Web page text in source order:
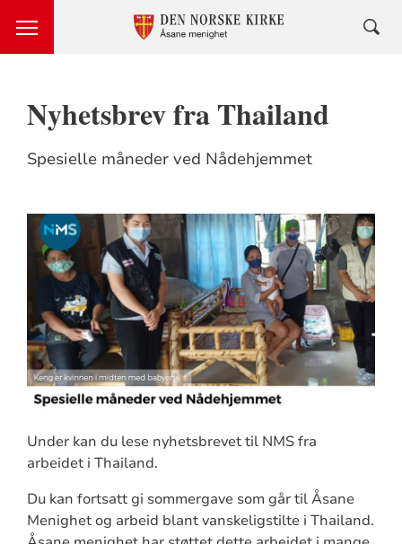
Nyhetsbrev fra Thailand
Spesielle måneder ved Nådehjemmet
Under kan du lese nyhetsbrevet til NMS fra
arbeidet i Thailand.
Du kan fortsatt gi sommergave som går til Åsane
Menighet og arbeid blant vanskeligstilte i Thailand.